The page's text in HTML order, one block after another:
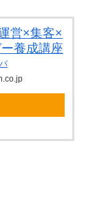
営×集客×
養成講座